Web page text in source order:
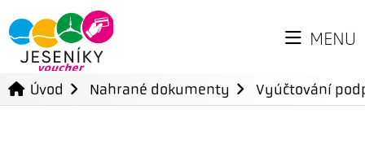
MENU
Úvod Nahrané dokumenty Vyúčtování